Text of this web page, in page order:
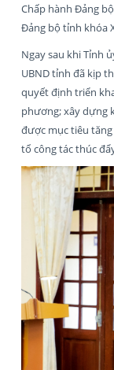
Chấp hành Đảng
Đảng bộ tỉnh khóa
Ngay sau khi Tỉnh
UBND tỉnh đã kịp
quyết định triển
phương; xây dựng
được mục tiêu tăng
tổ công tác thúc